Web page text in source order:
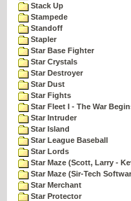
Stack Up
Stampede
Standoff
Stapler
Star Base Fighter
Star Crystals
Star Destroyer
Star Dust
Star Fights
Star Fleet I - The War
Star Intruder
Star Island
Star League Baseball
Star Lords
Star Maze (Scott, Larry -
Star Maze (Sir-Tech
Star Merchant
Star Protector